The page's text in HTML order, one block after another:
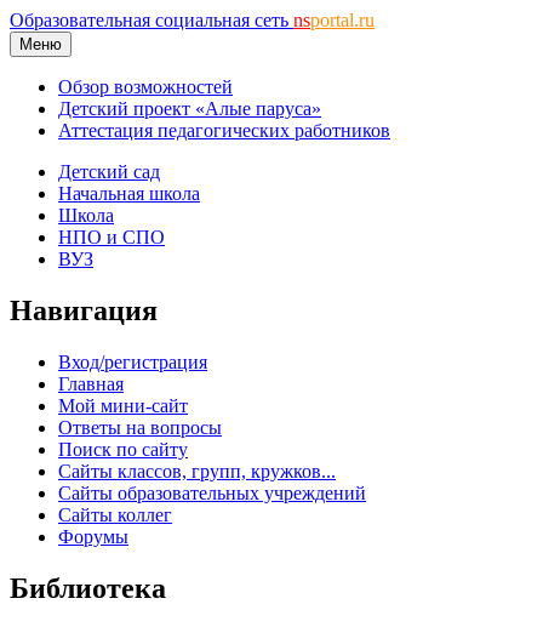
Образовательная социальная сеть nsportal.ru
Меню
Обзор возможностей
Детский проект «Алые паруса»
Аттестация педагогических работников
Детский сад
Начальная школа
Школа
НПО и СПО
ВУЗ
Навигация
Вход/регистрация
Главная
Мой мини-сайт
Ответы на вопросы
Поиск по сайту
Сайты классов, групп, кружков...
Сайты образовательных учреждений
Сайты коллег
Форумы
Библиотека